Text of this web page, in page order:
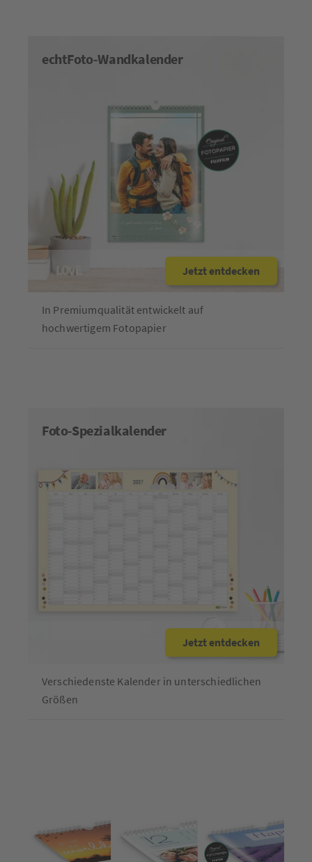
echtFoto-Wandkalender
Jetzt entdecken
In Premiumqualität entwickelt auf
hochwertigem Fotopapier
Foto-Spezialkalender
Jetzt entdecken
Verschiedenste Kalender in unterschiedlichen
Größen